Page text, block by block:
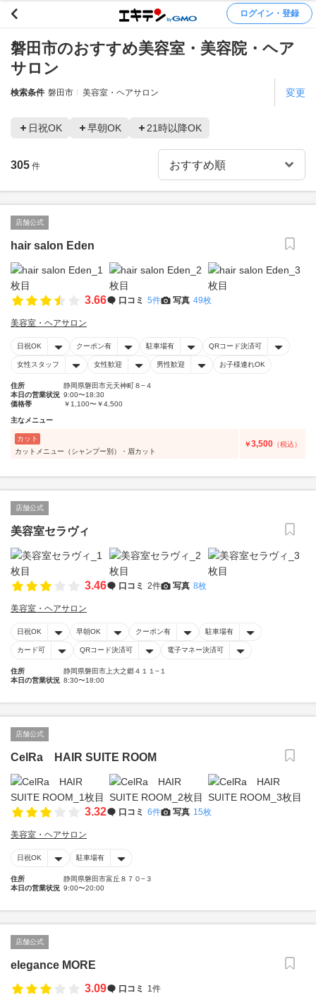
ログイン・登録
磐田市のおすすめ美容室・美容院・ヘア
サロン
検索条件 磐田市 美容室・ヘアサロン 変更
日祝OK 早朝OK 21時以降OK
305 件
店舗公式
hair salon Eden
3.66 口コミ 5件 写真 49枚
美容室・ヘアサロン
日祝OK クーポン有 駐車場有 QRコード決済可
女性スタッフ 女性歓迎 男性歓迎 お子様連れOK
住所
静岡県磐田市元天神町８−４
本日の営業状況 9:00〜18:30
価格帯
￥1,100〜￥4,500
主なメニュー
カット
カットメニュー（シャンプー別）・眉カット
￥3,500 （税込）
店舗公式
美容室セラヴィ
3.46 口コミ 2件 写真 8枚
美容室・ヘアサロン
日祝OK 早朝OK クーポン有 駐車場有
カード可 QRコード決済可 電子マネー決済可
住所
静岡県磐田市上大之郷４１１−１
本日の営業状況 8:30〜18:00
店舗公式
CelRa HAIR SUITE ROOM
3.32 口コミ 6件 写真 15枚
美容室・ヘアサロン
日祝OK 駐車場有
住所
静岡県磐田市富丘８７０−３
本日の営業状況 9:00〜20:00
店舗公式
elegance MORE
3.09
口コミ 1件